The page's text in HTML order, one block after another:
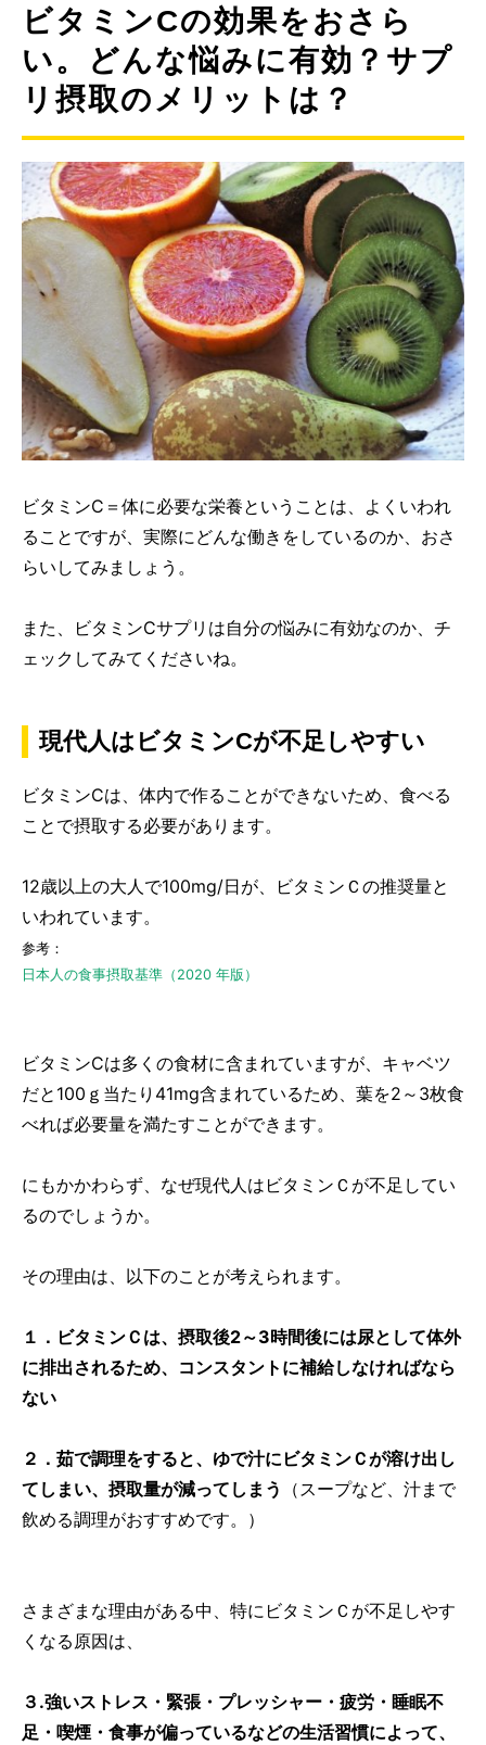
ビタミンCの効果をおさら
い。どんな悩みに有効？サプ
リ摂取のメリットは？
ビタミンC＝体に必要な栄養ということは、よくいわれ
ることですが、実際にどんな働きをしているのか、おさ
らいしてみましょう。
また、ビタミンCサプリは自分の悩みに有効なのか、チ
ェックしてみてくださいね。
現代人はビタミンCが不足しやすい
ビタミンCは、体内で作ることができないため、食べる
ことで摂取する必要があります。
12歳以上の大人で100mg/日が、ビタミンＣの推奨量と
いわれています。
参考：
日本人の食事摂取基準（2020 年版）
ビタミンCは多くの食材に含まれていますが、キャベツ
だと100ｇ当たり41mg含まれているため、葉を2～3枚食
べれば必要量を満たすことができます。
にもかかわらず、なぜ現代人はビタミンＣが不足してい
るのでしょうか。
その理由は、以下のことが考えられます。
１．ビタミンＣは、摂取後2～3時間後には尿として体外
に排出されるため、コンスタントに補給しなければなら
ない
２．茹で調理をすると、ゆで汁にビタミンＣが溶け出し
てしまい、摂取量が減ってしまう
（スープなど、汁まで
飲める調理がおすすめです。）
さまざまな理由がある中、特にビタミンＣが不足しやす
くなる原因は、
３.強いストレス・緊張・プレッシャー・疲労・睡眠不
足・喫煙・食事が偏っているなどの生活習慣によって、